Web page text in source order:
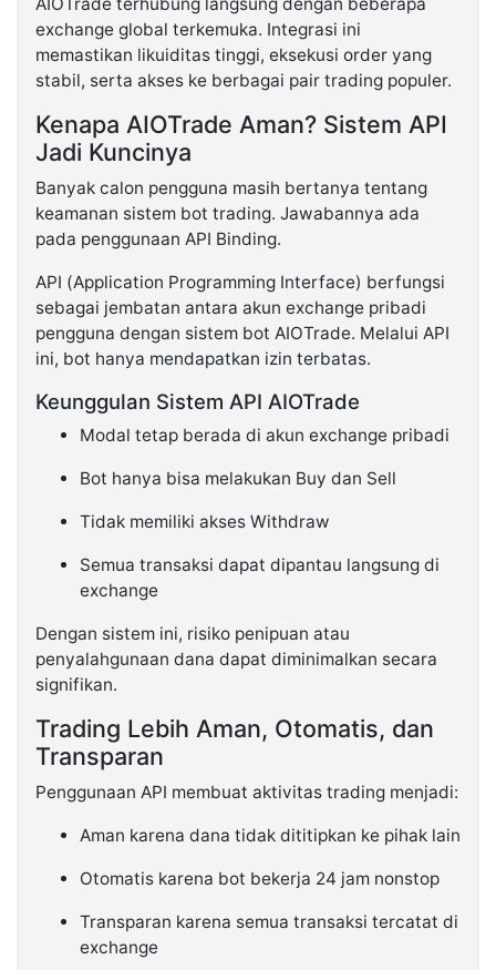
exchange global terkemuka. Integrasi ini
memastikan likuiditas tinggi, eksekusi order yang
stabil, serta akses ke berbagai pair trading populer.
Kenapa AIOTrade Aman? Sistem API
Jadi Kuncinya
Banyak calon pengguna masih bertanya tentang
keamanan sistem bot trading. Jawabannya ada
pada penggunaan API Binding.
API (Application Programming Interface) berfungsi
sebagai jembatan antara akun exchange pribadi
pengguna dengan sistem bot AIOTrade. Melalui API
ini, bot hanya mendapatkan izin terbatas.
Keunggulan Sistem API AIOTrade
Modal tetap berada di akun exchange pribadi
Bot hanya bisa melakukan Buy dan Sell
Tidak memiliki akses Withdraw
Semua transaksi dapat dipantau langsung di
exchange
Dengan sistem ini, risiko penipuan atau
penyalahgunaan dana dapat diminimalkan secara
signifikan.
Trading Lebih Aman, Otomatis, dan
Transparan
Penggunaan API membuat aktivitas trading menjadi:
Aman karena dana tidak dititipkan ke pihak lain
Otomatis karena bot bekerja 24 jam nonstop
Transparan karena semua transaksi tercatat di
exchange